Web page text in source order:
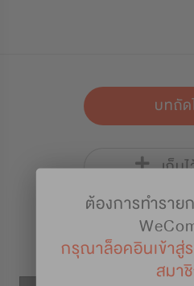
บทถัด
เก็บ
รายละเอี
ต้องการทำราย
กรุณาล็อคอินเข้าสู่
สมา